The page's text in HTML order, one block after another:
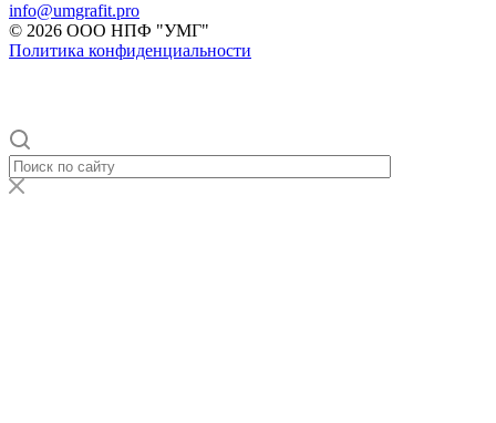
info@umgrafit.pro
© 2026 ООО НПФ "УМГ"
Политика конфиденциальности